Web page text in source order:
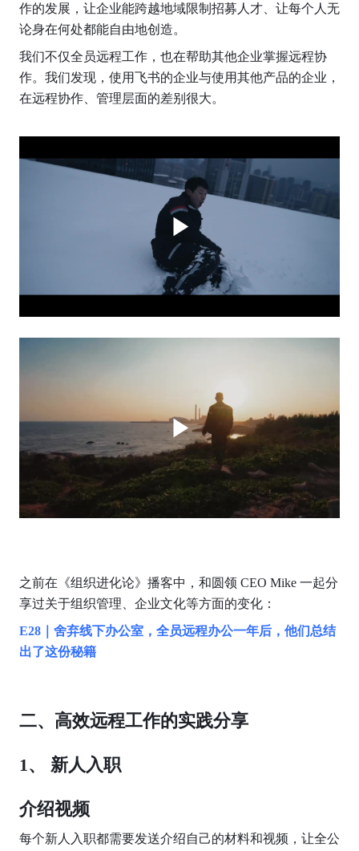
作的发展，让企业能跨越地域限制招募人才、让每个人无
论身在何处都能自由地创造。
我们不仅全员远程工作，也在帮助其他企业掌握远程协
作。我们发现，使用飞书的企业与使用其他产品的企业，
在远程协作、管理层面的差别很大。
之前在《组织进化论》播客中，和圆领 CEO Mike 一起分
享过关于组织管理、企业文化等方面的变化：
E28｜舍弃线下办公室，全员远程办公一年后，他们总结
出了这份秘籍
二、高效远程工作的实践分享
1、 新人入职
介绍视频
每个新人入职都需要发送介绍自己的材料和视频，让全公